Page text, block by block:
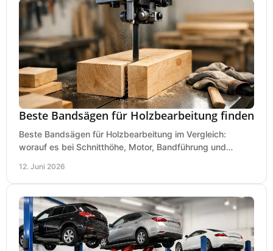
Beste Bandsägen für Holzbearbeitung finden
Beste Bandsägen für Holzbearbeitung im Vergleich:
worauf es bei Schnitthöhe, Motor, Bandführung und
12. Juni 2026